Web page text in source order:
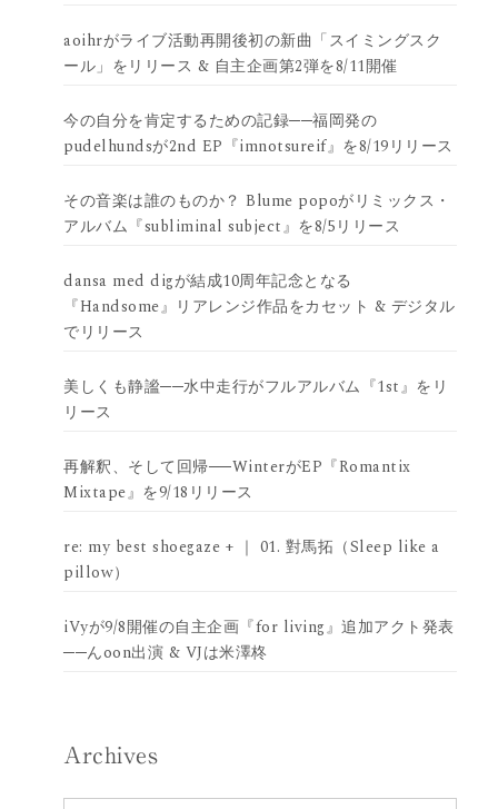
aoihrがライブ活動再開後初の新曲「スイミングスク
ール」をリリース & 自主企画第2弾を8/11開催
今の自分を肯定するための記録──福岡発の
pudelhundsが2nd EP『imnotsureif』を8/19リリース
その音楽は誰のものか？ Blume popoがリミックス・
アルバム『subliminal subject』を8/5リリース
dansa med digが結成10周年記念となる
『Handsome』リアレンジ作品をカセット & デジタル
でリリース
美しくも静謐──水中走行がフルアルバム『1st』をリ
リース
再解釈、そして回帰──WinterがEP『Romantix
Mixtape』を9/18リリース
re: my best shoegaze + ｜ 01. 對馬拓（Sleep like a
pillow）
iVyが9/8開催の自主企画『for living』追加アクト発表
──んoon出演 & VJは米澤柊
Archives